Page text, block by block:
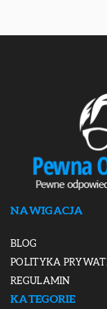
NAWIGACJA
BLOG
POLITYKA
REGULAMIN
KATEGORIE